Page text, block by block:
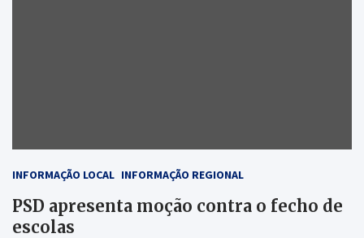
INFORMAÇÃO LOCAL INFORMAÇÃO REGIONAL
PSD apresenta moção contra o fecho de
escolas